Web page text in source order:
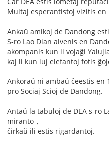
Multaj esperantistoj vizitis en
Ankaŭ amikoj de Dandong
S-ro Lao Dian alvenis en
akompanis kun li vojaĝi
kaj li kun iuj elefantoj fotis
Ankoraŭ ni ambaŭ ĉeestis en
pro Sociaj Scioj de Dandong.
Antaŭ la tabuloj de DEA s-ro
miranto，
ĉirkaŭ ili estis rigardantoj.